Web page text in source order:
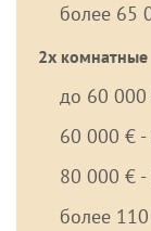
более 65
2х комнатные
до 60 000
60 000 €
80 000 €
более